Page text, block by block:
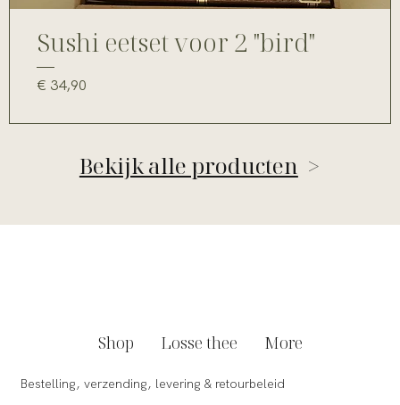
Sushi eetset voor 2 "bird"
Prijs
€ 34,90
Bekijk alle producten >
Shop Losse thee More
Bestelling, verzending, levering & retourbeleid